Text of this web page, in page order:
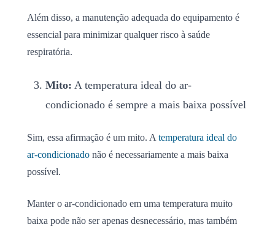
Além disso, a manutenção adequada do equipamento é
essencial para minimizar qualquer risco à saúde
respiratória.
Mito: A temperatura ideal do ar-
condicionado é sempre a mais baixa possível
Sim, essa afirmação é um mito. A temperatura ideal do
ar-condicionado não é necessariamente a mais baixa
possível.
Manter o ar-condicionado em uma temperatura muito
baixa pode não ser apenas desnecessário, mas também